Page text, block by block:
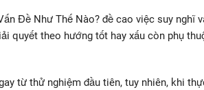
Đề Như Thế Nào? đề cao việc suy nghĩ
quyết theo hướng tốt hay xấu còn phụ
từ thử nghiệm đầu tiên, tuy nhiên, khi